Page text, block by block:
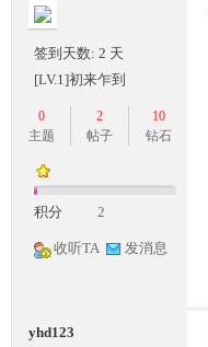
龙,
G
签到天数: 2 天
[LV.1]初来乍到
0
主题
2
帖子
10
钻石
积分 2
收听TA 发消息
yhd123